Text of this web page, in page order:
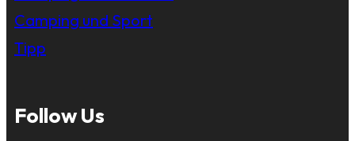
Camping und Sport
Tipp
Follow Us